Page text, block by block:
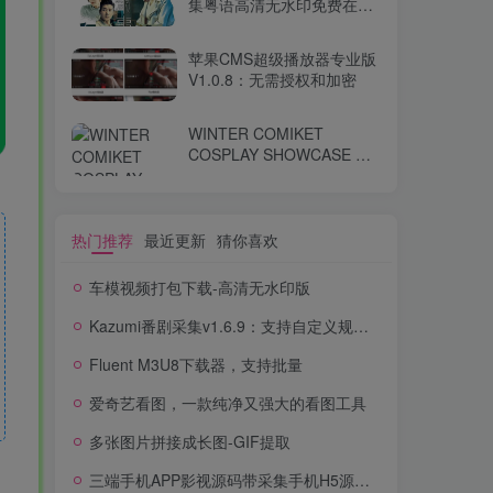
苹果CMS超级播放器专业版
V1.0.8：无需授权和加密
WINTER COMIKET
COSPLAY SHOWCASE コ
热门推荐 最近更新 猜你喜欢
车模视频打包下载-高清无水印版
Kazumi番剧采集v1.6.9：支持自定义规则+在线观看+弹幕，跨平台下载
Fluent M3U8下载器，支持批量
爱奇艺看图，一款纯净又强大的看图工具
多张图片拼接成长图-GIF提取
三端手机APP影视源码带采集手机H5源码带VIP卡密功能